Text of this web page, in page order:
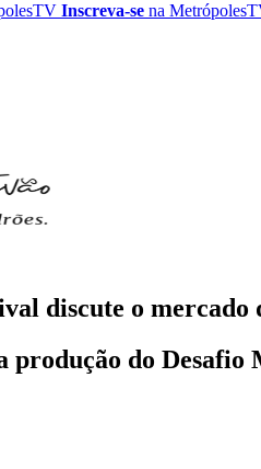
Inscreva-se na
discute o mercado
produção do